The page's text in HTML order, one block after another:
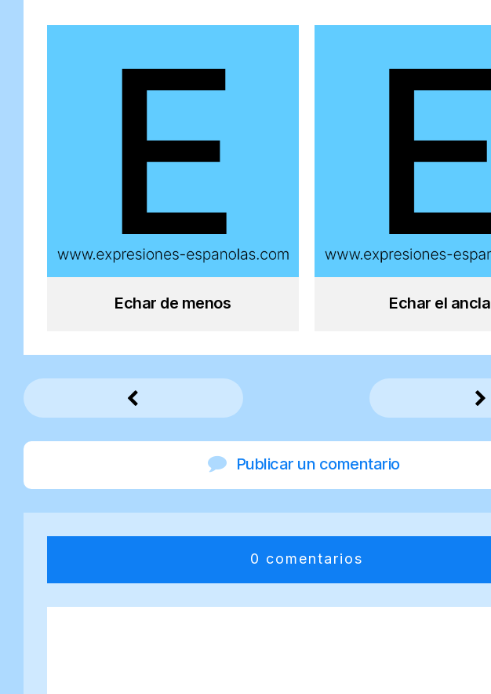
Echar de menos Echar el ancla
Publicar un comentario
0 comentarios